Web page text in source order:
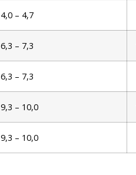
4,0 – 4,7
6,3 – 7,3
6,3 – 7,3
9,3 – 10,0
9,3 – 10,0